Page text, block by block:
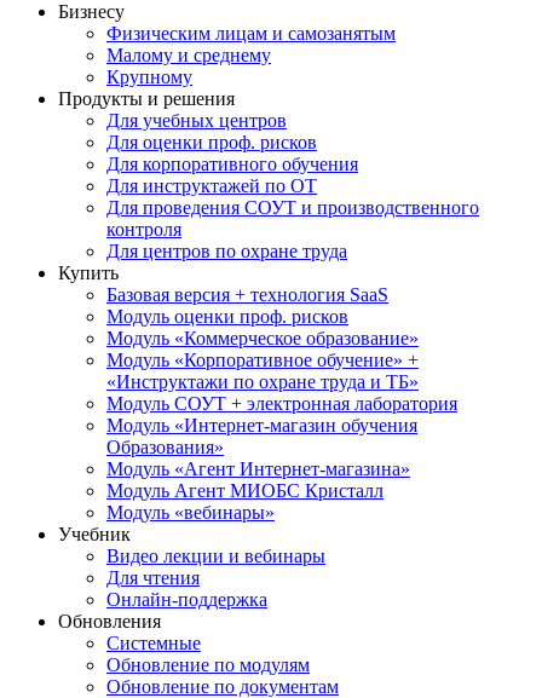
Бизнесу
Физическим лицам и самозанятым
Малому и среднему
Крупному
Продукты и решения
Для учебных центров
Для оценки проф. рисков
Для корпоративного обучения
Для инструктажей по ОТ
Для проведения СОУТ и производственного
контроля
Для центров по охране труда
Купить
Базовая версия + технология SaaS
Модуль оценки проф. рисков
Модуль «Коммерческое образование»
Модуль «Корпоративное обучение» +
«Инструктажи по охране труда и ТБ»
Модуль СОУТ + электронная лаборатория
Модуль «Интернет-магазин обучения
Образования»
Модуль «Агент Интернет-магазина»
Модуль Агент МИОБС Кристалл
Модуль «вебинары»
Учебник
Видео лекции и вебинары
Для чтения
Онлайн-поддержка
Обновления
Системные
Обновление по модулям
Обновление по документам